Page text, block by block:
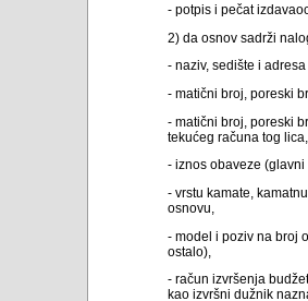
- potpis i pečat
2) da osnov sadrži
- naziv, sedište i
- matični broj, poreski
- matični broj, poreski
tekućeg računa tog lica,
- iznos obaveze
- vrstu kamate,
osnovu,
- model i poziv na broj
ostalo),
- račun izvršenja
kao izvršni dužnik